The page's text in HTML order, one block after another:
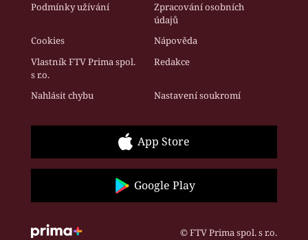
Podmínky užívání
Zpracování osobních
údajů
Cookies
Nápověda
Vlastník FTV Prima spol.
s r.o.
Redakce
Nahlásit chybu Nastavení soukromí
App Store
Google Play
© FTV Prima spol. s r.o.